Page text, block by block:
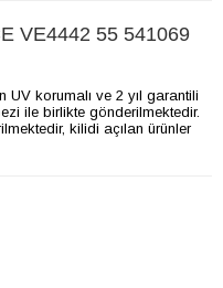
VE4442 55 541069
korumalı ve 2 yıl garantili
ile birlikte gönderilmektedir.
kilidi açılan ürünler